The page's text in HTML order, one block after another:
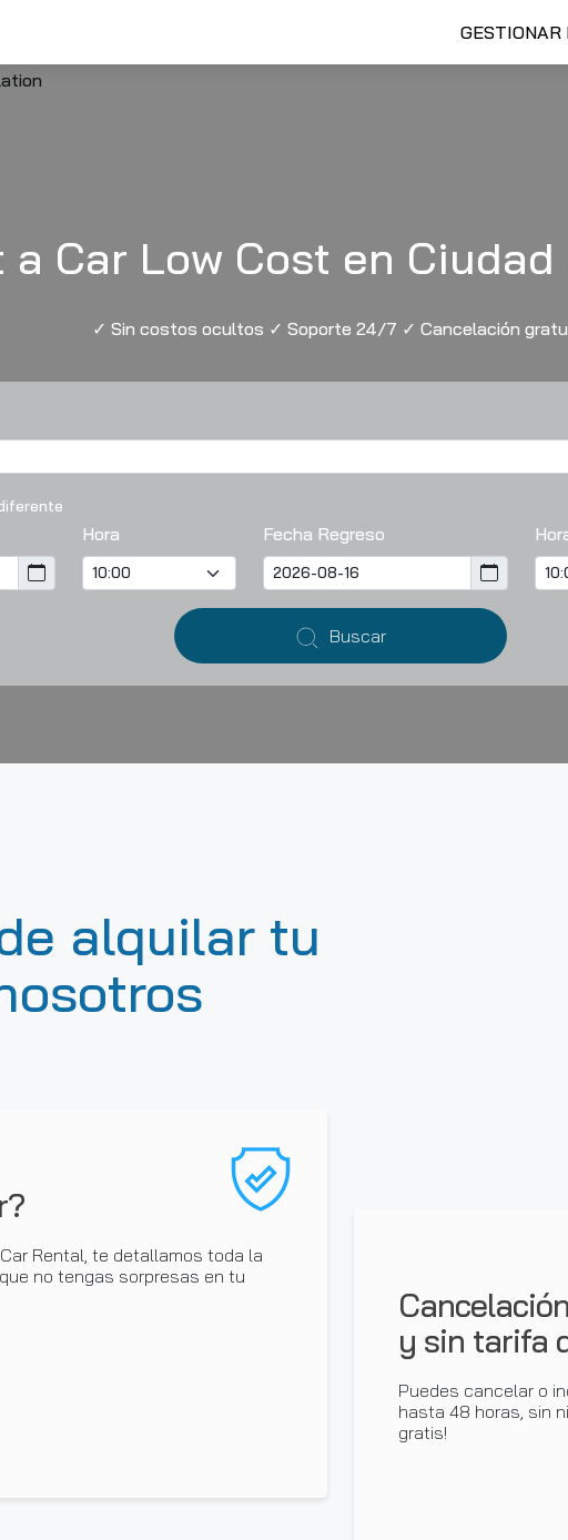
GESTIONAR
a Car Low Cost en
✓ Sin costos ocultos ✓ Soporte 24/7 ✓ Cancelación
Hora Fecha Regreso
Buscar
alquilar tu
Rental, te detallamos toda la
no tengas sorpresas en tu
y sin tarifa
Puedes cancelar o
hasta 48 horas, sin
gratis!